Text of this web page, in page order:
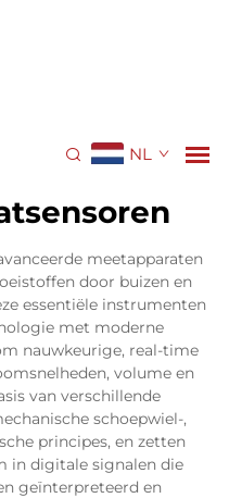
NL
meetapparaten
door buizen en
essentiële instrumenten
met moderne
nauwkeurige, real-time
volume en
van verschillende
schoepwiel-,
principes, en zetten
in digitale signalen die
geïnterpreteerd en